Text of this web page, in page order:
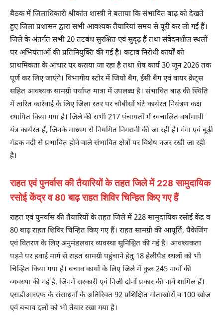
बैठक में जिलाधिकारी श्रीकांत शास्त्री ने बताया कि संभावित बाढ़ को देखते
हुए जिला प्रशासन द्वारा सभी आवश्यक तैयारियां समय से पूरी कर ली गई हैं।
जिले के अंतर्गत सभी 20 तटबंध सुरक्षित एवं सुदृढ़ हैं तथा संवेदनशील स्थलों
पर अभियंताओं की प्रतिनियुक्ति की गई है। कटाव निरोधी कार्यों को
प्राथमिकता के आधार पर कराया जा रहा है तथा शेष कार्य 30 जून 2026 तक
पूर्ण कर लिए जाएंगे। विभागीय स्टोर में जियो बैग, ईसी बैग एवं वायर क्रेट्स
सहित आवश्यक सामग्री पर्याप्त मात्रा में उपलब्ध है। संभावित बाढ़ की स्थिति
में त्वरित कार्रवाई के लिए जिला स्तर पर चौबीसों घंटे कार्यरत नियंत्रण कक्ष
स्थापित किया गया है। जिले की सभी 217 पंचायतों में स्वचालित वर्षामापी
यंत्र कार्यरत हैं, जिनके माध्यम से नियमित निगरानी की जा रही है। गंगा एवं बूढ़ी
गंडक नदी से प्रभावित होने वाले संभावित क्षेत्रों पर विशेष नजर रखी जा रही
है।
राहत एवं पुनर्वास की तैयारियों के तहत जिले में 228 सामुदायिक
रसोई केंद्र व 80 बाढ़ राहत शिविर चिन्हित किए गए हैं
राहत एवं पुनर्वास की तैयारियों के तहत जिले में 228 सामुदायिक रसोई केंद्र व
80 बाढ़ राहत शिविर चिन्हित किए गए हैं। राहत सामग्री की आपूर्ति, पैकेजिंग
एवं वितरण के लिए अनुमंडलवार व्यवस्था सुनिश्चित की गई है। आवश्यकता
पड़ने पर हवाई मार्ग से राहत सामग्री पहुंचाने हेतु 18 हेलीपैड स्थलों को भी
चिन्हित किया गया है। बचाव कार्यों के लिए जिले में कुल 245 नावों की
व्यवस्था की गई है, जिनमें सरकारी एवं निजी दोनों प्रकार की नावें शामिल हैं।
एसडीआरएफ के संसाधनों के अतिरिक्त 92 प्रशिक्षित गोताखोरों व 100 खोज
एवं बचाव दलों को भी तैयार रखा गया है।